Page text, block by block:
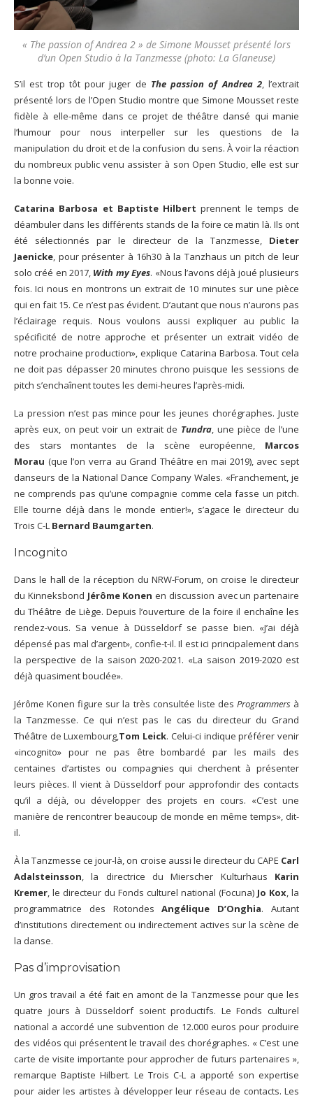
« The passion of Andrea 2 » de Simone Mousset présenté lors
d’un Open Studio à la Tanzmesse (photo: La Glaneuse)
S’il est trop tôt pour juger de The passion of Andrea 2, l’extrait
présenté lors de l’Open Studio montre que Simone Mousset reste
fidèle à elle-même dans ce projet de théâtre dansé qui manie
l’humour pour nous interpeller sur les questions de la
manipulation du droit et de la confusion du sens. À voir la réaction
du nombreux public venu assister à son Open Studio, elle est sur
la bonne voie.
Catarina Barbosa et Baptiste Hilbertprennent le temps de
déambuler dans les différents stands de la foire ce matin là. Ils ont
été sélectionnés par le directeur de la Tanzmesse, Dieter
Jaenicke , pour présenter à 16h30 à la Tanzhaus un pitch de leur
solo créé en 2017, With my Eyes. «Nous l’avons déjà joué plusieurs
fois. Ici nous en montrons un extrait de 10 minutes sur une pièce
qui en fait 15. Ce n’est pas évident. D’autant que nous n’aurons pas
l’éclairage requis. Nous voulons aussi expliquer au public la
spécificité de notre approche et présenter un extrait vidéo de
notre prochaine production», explique Catarina Barbosa. Tout cela
ne doit pas dépasser 20 minutes chrono puisque les sessions de
pitch s’enchaînent toutes les demi-heures l’après-midi.
La pression n’est pas mince pour les jeunes chorégraphes. Juste
après eux, on peut voir un extrait de Tundra , une pièce de l’une
des stars montantes de la scène européenne, Marcos
Morau (que l’on verra au Grand Théâtre en mai 2019), avec sept
danseurs de la National Dance Company Wales. «Franchement, je
ne comprends pas qu’une compagnie comme cela fasse un pitch.
Elle tourne déjà dans le monde entier!», s’agace le directeur du
Trois C-L Bernard Baumgarten.
Incognito
Dans le hall de la réception du NRW-Forum, on croise le directeur
du Kinneksbond Jérôme Konen en discussion avec un partenaire
du Théâtre de Liège. Depuis l’ouverture de la foire il enchaîne les
rendez-vous. Sa venue à Düsseldorf se passe bien. «J’ai déjà
dépensé pas mal d’argent», confie-t-il. Il est ici principalement dans
la perspective de la saison 2020-2021. «La saison 2019-2020 est
déjà quasiment bouclée».
Jérôme Konen figure sur la très consultée liste des Programmersà
la Tanzmesse. Ce qui n’est pas le cas du directeur du Grand
Théâtre de Luxembourg, Tom Leick. Celui-ci indique préférer venir
«incognito» pour ne pas être bombardé par les mails des
centaines d’artistes ou compagnies qui cherchent à présenter
leurs pièces. Il vient à Düsseldorf pour approfondir des contacts
qu’il a déjà, ou développer des projets en cours. «C’est une
manière de rencontrer beaucoup de monde en même temps», dit-
il.
À la Tanzmesse ce jour-là, on croise aussi le directeur du CAPE Carl
Adalsteinsson , la directrice du Mierscher Kulturhaus Karin
Kremer , le directeur du Fonds culturel national (Focuna) Jo Kox , la
programmatrice des RotondesAngélique D’Onghia. Autant
d’institutions directement ou indirectement actives sur la scène de
la danse.
Pas d’improvisation
Un gros travail a été fait en amont de la Tanzmesse pour que les
quatre jours à Düsseldorf soient productifs. Le Fonds culturel
national a accordé une subvention de 12.000 euros pour produire
des vidéos qui présentent le travail des chorégraphes. « C’est une
carte de visite importante pour approcher de futurs partenaires »,
remarque Baptiste Hilbert. Le Trois C-L a apporté son expertise
pour aider les artistes à développer leur réseau de contacts. Les